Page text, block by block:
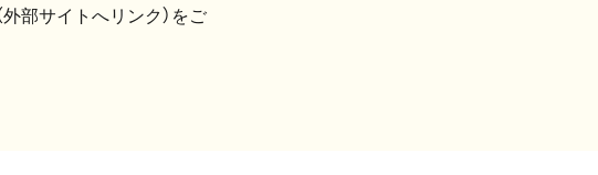
外部サイトへリンク）をご